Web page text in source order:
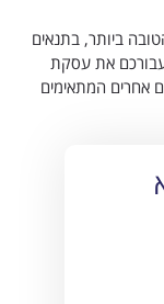
ביותר, בתנאים
עבורכם את עסקת
אחרים המתאימים